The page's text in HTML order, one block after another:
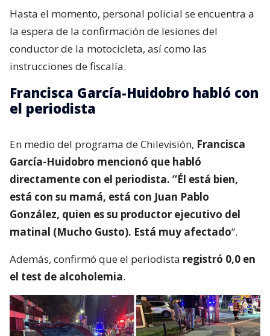
Hasta el momento, personal policial se encuentra a
la espera de la confirmación de lesiones del
conductor de la motocicleta, así como las
instrucciones de fiscalía.
Francisca García-Huidobro habló con
el periodista
En medio del programa de Chilevisión, Francisca
García-Huidobro mencionó que habló
directamente con el periodista. “Él está bien,
está con su mamá, está con Juan Pablo
González, quien es su productor ejecutivo del
matinal (Mucho Gusto). Está muy afectado”.
Además, confirmó que el periodista registró 0,0 en
el test de alcoholemia.